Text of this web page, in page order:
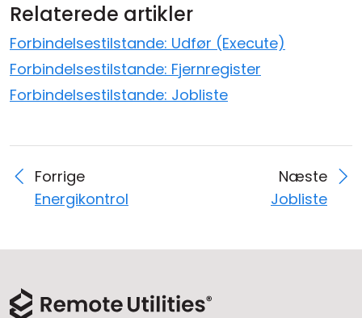
Relaterede artikler
Forbindelsestilstande: Udfør (Execute)
Forbindelsestilstande: Fjernregister
Forbindelsestilstande: Jobliste
Forrige
Energikontrol
Næste
Jobliste